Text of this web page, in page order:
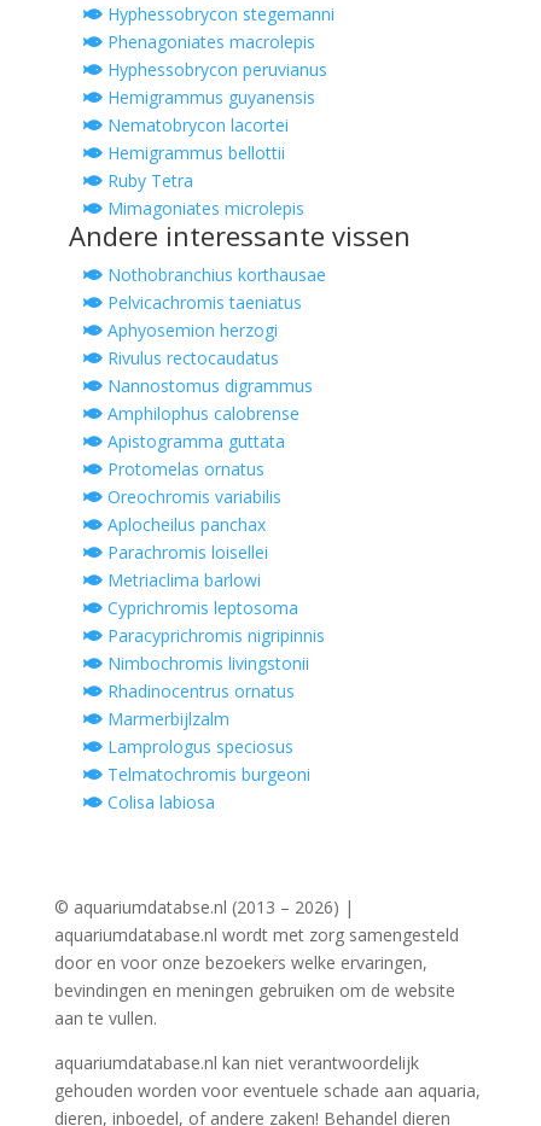
Hyphessobrycon stegemanni
Phenagoniates macrolepis
Hyphessobrycon peruvianus
Hemigrammus guyanensis
Nematobrycon lacortei
Hemigrammus bellottii
Ruby Tetra
Mimagoniates microlepis
Andere interessante vissen
Nothobranchius korthausae
Pelvicachromis taeniatus
Aphyosemion herzogi
Rivulus rectocaudatus
Nannostomus digrammus
Amphilophus calobrense
Apistogramma guttata
Protomelas ornatus
Oreochromis variabilis
Aplocheilus panchax
Parachromis loisellei
Metriaclima barlowi
Cyprichromis leptosoma
Paracyprichromis nigripinnis
Nimbochromis livingstonii
Rhadinocentrus ornatus
Marmerbijlzalm
Lamprologus speciosus
Telmatochromis burgeoni
Colisa labiosa
© aquariumdatabse.nl (2013 – 2026) |
aquariumdatabase.nl wordt met zorg samengesteld
door en voor onze bezoekers welke ervaringen,
bevindingen en meningen gebruiken om de website
aan te vullen.
aquariumdatabase.nl kan niet verantwoordelijk
gehouden worden voor eventuele schade aan aquaria,
dieren, inboedel, of andere zaken! Behandel dieren